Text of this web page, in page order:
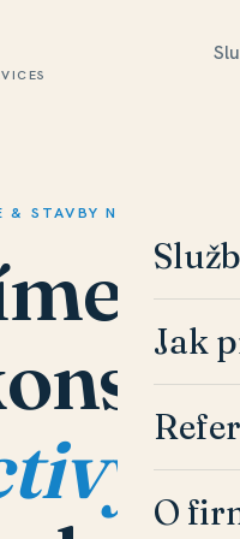
Jak
O
& STAVBY NA KLÍČ